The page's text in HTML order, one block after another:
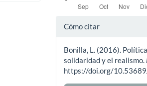
Detalles
artículo
Cómo citar
Bonilla, L. (2016).
solidaridad y el realismo.
https://doi.org/